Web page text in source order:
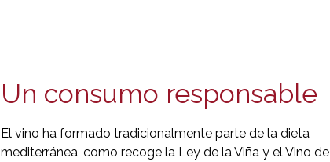
Un consumo responsable
El vino ha formado tradicionalmente parte de la dieta
mediterránea, como recoge la Ley de la Viña y el Vino de